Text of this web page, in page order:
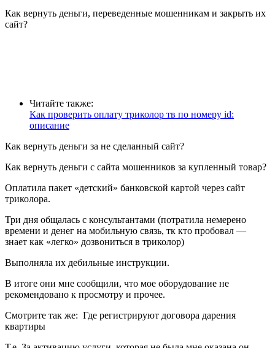
Как вернуть деньги, переведенные мошенникам и закрыть их
сайт?
Читайте также:
Как проверить оплату триколор тв по номеру id:
описание
Как вернуть деньги за не сделанный сайт?
Как вернуть деньги с сайта мошенников за купленный товар?
Оплатила пакет «детский» банковской картой через сайт
триколора.
Три дня общалась с консультантами (потратила немерено
времени и денег на мобильную связь, тк кто пробовал —
знает как «легко» дозвониться в триколор)
Выполняла их дебильные инструкции.
В итоге они мне сообщили, что мое оборудование не
рекомендовано к просмотру и прочее.
Смотрите так же: Где регистрируют договора дарения
квартиры